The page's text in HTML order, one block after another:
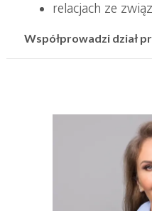
relacjach ze
Współprowadzi dział